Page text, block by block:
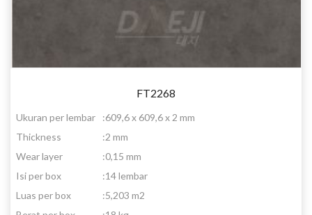
FT2268
Ukuran per lembar :609,6 x 609,6 x 2 mm
Thickness
:2 mm
Wear layer
:0,15 mm
Isi per box
:14 lembar
Luas per box
:5,203 m2